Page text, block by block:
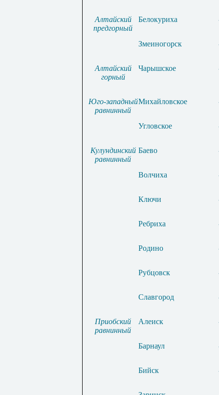
Алтайский
предгорный
Белокуриха
Змеиногорск
Алтайский
горный
Чарышское
Юго-западный
равнинный
Михайловское
Угловское
Кулундинский
равнинный
Баево
Волчиха
Ключи
Ребриха
Родино
Рубцовск
Славгород
Приобский
равнинный
Алеиск
Барнаул
Бийск